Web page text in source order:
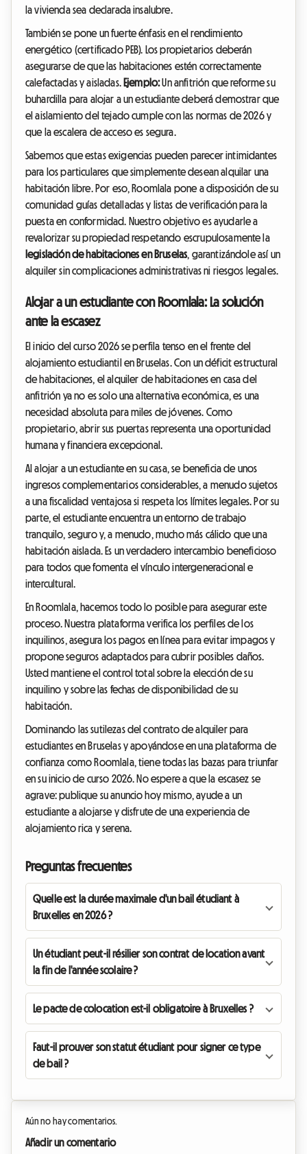
la vivienda sea declarada insalubre.
También se pone un fuerte énfasis en el rendimiento
energético (certificado PEB). Los propietarios deberán
asegurarse de que las habitaciones estén correctamente
calefactadas y aisladas. Ejemplo:Un anfitrión que reforme su
buhardilla para alojar a un estudiante deberá demostrar que
el aislamiento del tejado cumple con las normas de 2026 y
que la escalera de acceso es segura.
Sabemos que estas exigencias pueden parecer intimidantes
para los particulares que simplemente desean alquilar una
habitación libre. Por eso, Roomlala pone a disposición de su
comunidad guías detalladas y listas de verificación para la
puesta en conformidad. Nuestro objetivo es ayudarle a
revalorizar su propiedad respetando escrupulosamente la
legislación de habitaciones en Bruselas, garantizándole así un
alquiler sin complicaciones administrativas ni riesgos legales.
Alojar a un estudiante con Roomlala: La solución
ante la escasez
El inicio del curso 2026 se perfila tenso en el frente del
alojamiento estudiantil en Bruselas. Con un déficit estructural
de habitaciones, el alquiler de habitaciones en casa del
anfitrión ya no es solo una alternativa económica, es una
necesidad absoluta para miles de jóvenes. Como
propietario, abrir sus puertas representa una oportunidad
humana y financiera excepcional.
Al alojar a un estudiante en su casa, se beneficia de unos
ingresos complementarios considerables, a menudo sujetos
a una fiscalidad ventajosa si respeta los límites legales. Por su
parte, el estudiante encuentra un entorno de trabajo
tranquilo, seguro y, a menudo, mucho más cálido que una
habitación aislada. Es un verdadero intercambio beneficioso
para todos que fomenta el vínculo intergeneracional e
intercultural.
En Roomlala, hacemos todo lo posible para asegurar este
proceso. Nuestra plataforma verifica los perfiles de los
inquilinos, asegura los pagos en línea para evitar impagos y
propone seguros adaptados para cubrir posibles daños.
Usted mantiene el control total sobre la elección de su
inquilino y sobre las fechas de disponibilidad de su
habitación.
Dominando las sutilezas del contrato de alquiler para
estudiantes en Bruselas y apoyándose en una plataforma de
confianza como Roomlala, tiene todas las bazas para triunfar
en su inicio de curso 2026. No espere a que la escasez se
agrave: publique su anuncio hoy mismo, ayude a un
estudiante a alojarse y disfrute de una experiencia de
alojamiento rica y serena.
Preguntas frecuentes
Quelle est la durée maximale d'un bail étudiant à
Bruxelles en 2026 ?
Un étudiant peut-il résilier son contrat de location avant
la fin de l'année scolaire ?
Le pacte de colocation est-il obligatoire à Bruxelles ?
Faut-il prouver son statut étudiant pour signer ce type
de bail ?
Aún no hay comentarios.
Añadir un comentario